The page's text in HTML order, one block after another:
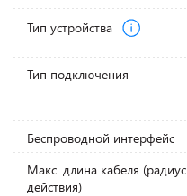
Тип устройства
Тип подключения
Беспроводной интерфейс
Макс. длина кабеля (радиус
действия)